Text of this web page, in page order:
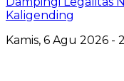
Kaligending
Kamis, 6 Agu 2026 -